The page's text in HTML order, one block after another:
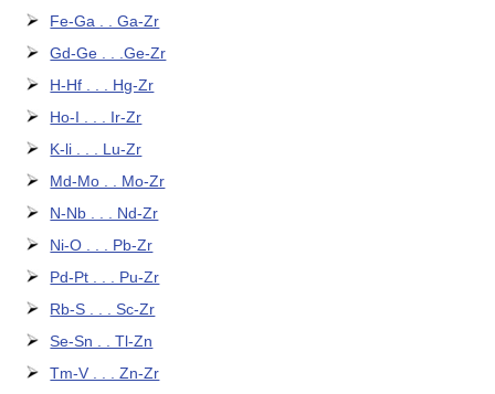
Fe-Ga . . Ga-Zr
Gd-Ge . . .Ge-Zr
H-Hf . . . Hg-Zr
Ho-I . . . Ir-Zr
K-li . . . Lu-Zr
Md-Mo . . Mo-Zr
N-Nb . . . Nd-Zr
Ni-O . . . Pb-Zr
Pd-Pt . . . Pu-Zr
Rb-S . . . Sc-Zr
Se-Sn . . Tl-Zn
Tm-V . . . Zn-Zr